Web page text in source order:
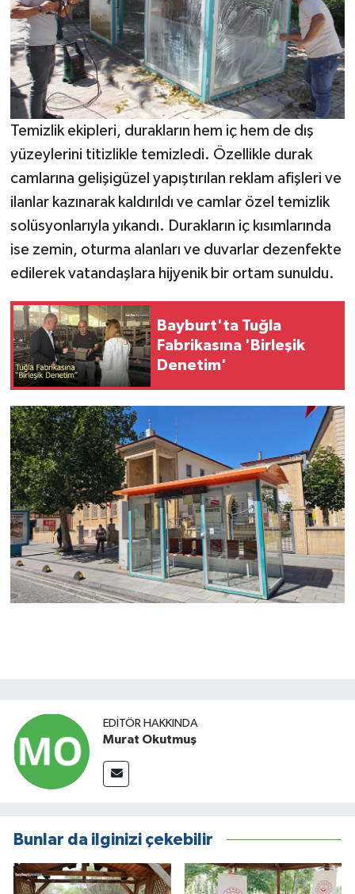
Temizlik ekipleri, durakların hem iç hem de dış
yüzeylerini titizlikle temizledi. Özellikle durak
camlarına gelişigüzel yapıştırılan reklam afişleri ve
ilanlar kazınarak kaldırıldı ve camlar özel temizlik
solüsyonlarıyla yıkandı. Durakların iç kısımlarında
ise zemin, oturma alanları ve duvarlar dezenfekte
edilerek vatandaşlara hijyenik bir ortam sunuldu.
Bayburt'ta Tuğla
Fabrikasına 'Birleşik
Denetim'
EDITÖR HAKKINDA
Murat Okutmuş
Bunlar da ilginizi çekebilir